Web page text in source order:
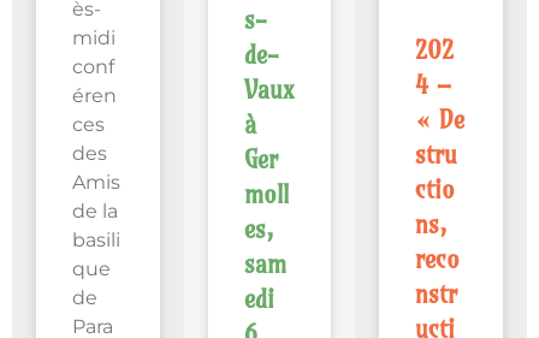
ès-
midi
conf
éren
ces
des
Amis
de la
basili
que
de
Para
s-
de-
Vaux
à
Ger
moll
es,
sam
edi
202
4 –
« De
stru
ctio
ns,
reco
nstr
ucti